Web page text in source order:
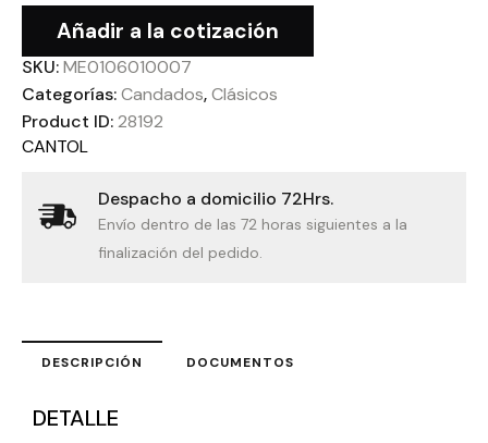
Añadir a la cotización
SKU:ME0106010007
Categorías:Candados,Clásicos
Product ID:28192
CANTOL
Despacho a domicilio 72Hrs.
Envío dentro de las 72 horas siguientes a la
finalización del pedido.
DESCRIPCIÓN DOCUMENTOS
DETALLE